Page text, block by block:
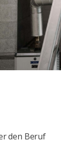
den Beruf